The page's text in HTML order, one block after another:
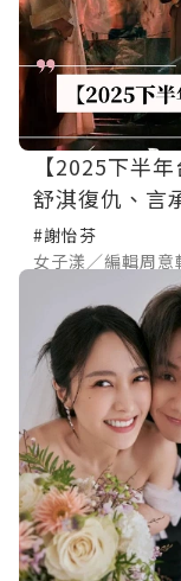
【2025下半
舒淇復仇、言
異神作，全都
#謝怡芬
女子漾／編輯周意